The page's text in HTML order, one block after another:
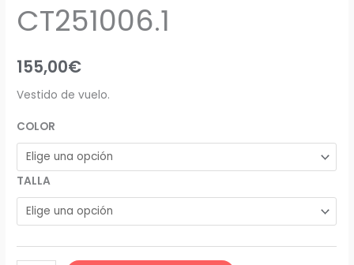
CT251006.1
155,00€
Vestido de vuelo.
COLOR
TALLA